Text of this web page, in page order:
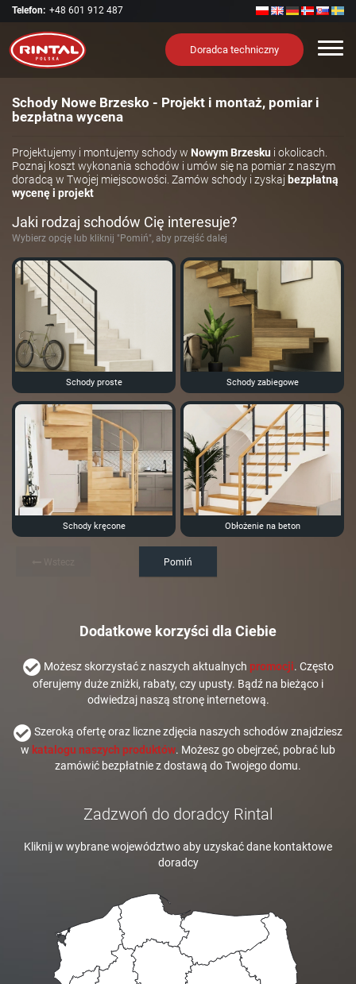
Telefon: +48 601 912 487
Doradca techniczny
Schody Nowe Brzesko - Projekt i montaż, pomiar i
bezpłatna wycena
Projektujemy i montujemy schody w Nowym Brzesku i okolicach.
Poznaj koszt wykonania schodów i umów się na pomiar z naszym
doradcą w Twojej miejscowości. Zamów schody i zyskaj bezpłatną
wycenę i projekt
Jaki rodzaj schodów Cię interesuje?
Wybierz opcję lub kliknij "Pomiń", aby przejść dalej
Schody proste Schody zabiegowe
Schody kręcone Obłożenie na beton
Pomiń
Dodatkowe korzyści dla Ciebie
Możesz skorzystać z naszych aktualnych promocji. Często
oferujemy duże zniżki, rabaty, czy upusty. Bądź na bieżąco i
odwiedzaj naszą stronę internetową.
Szeroką ofertę oraz liczne zdjęcia naszych schodów znajdziesz
w katalogu naszych produktów. Możesz go obejrzeć, pobrać lub
zamówić bezpłatnie z dostawą do Twojego domu.
Zadzwoń do doradcy Rintal
Kliknij w wybrane województwo aby uzyskać dane kontaktowe
doradcy